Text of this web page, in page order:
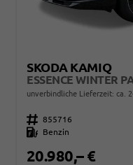
SKODA KAMIQ
ESSENCE WINTER
unverbindliche Lieferzeit: ca.
Fahrzeugnr. 855716
Kraftstoff
Benzin
20.980,– €